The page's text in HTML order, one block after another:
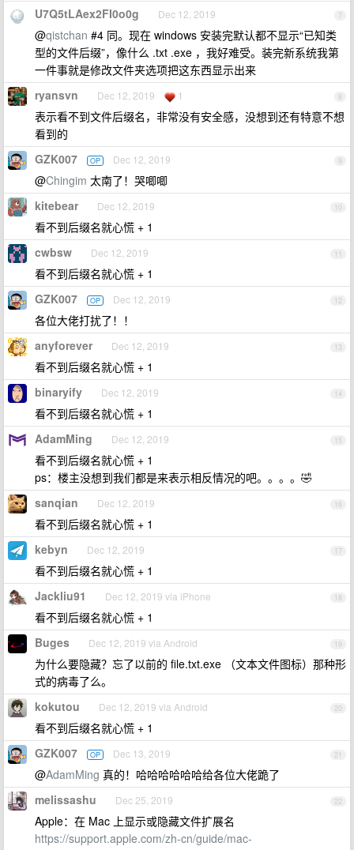
7
U7Q5tLAex2FI0o0g Dec 12, 2019
@qistchan #4 同。现在 windows 安装完默认都不显示“已知类
型的文件后缀”，像什么 .txt .exe ，我好难受。装完新系统我第
一件事就是修改文件夹选项把这东西显示出来
8
ryansvn Dec 12, 2019 1
表示看不到文件后缀名，非常没有安全感，没想到还有特意不想
看到的
9
GZK007 OP Dec 12, 2019
@Chingim 太南了！哭唧唧
10
kitebear Dec 12, 2019
看不到后缀名就心慌 + 1
11
cwbsw Dec 12, 2019
看不到后缀名就心慌 + 1
12
GZK007 OP Dec 12, 2019
各位大佬打扰了！！
13
anyforever Dec 12, 2019
看不到后缀名就心慌 + 1
14
binaryify Dec 12, 2019
看不到后缀名就心慌 + 1
15
AdamMing Dec 12, 2019
看不到后缀名就心慌 + 1
ps：楼主没想到我们都是来表示相反情况的吧。。。。🤣
16
sanqian Dec 12, 2019
看不到后缀名就心慌 + 1
17
kebyn Dec 12, 2019
看不到后缀名就心慌 + 1
18
Jackliu91 Dec 12, 2019 via iPhone
看不到后缀名就心慌 + 1
19
Buges Dec 12, 2019 via Android
为什么要隐藏？忘了以前的 file.txt.exe （文本文件图标）那种形
式的病毒了么。
20
kokutou Dec 12, 2019 via Android
看不到后缀名就心慌 + 1
21
GZK007 OP Dec 13, 2019
@AdamMing 真的！哈哈哈哈哈哈给各位大佬跪了
22
melissashu Dec 25, 2019
Apple：在 Mac 上显示或隐藏文件扩展名
https://support.apple.com/zh-cn/guide/mac-